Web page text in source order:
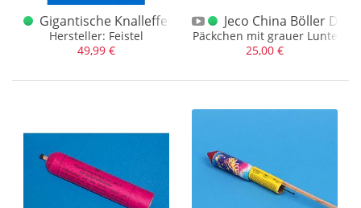
Riesa(14)
Sauer Feuerwerk
Schuurmans(1)
Startrade (ABA)(9)
Tigerhead
Unbekannt(20)
VEB Silberhütte(1)
Gigantische Knalleffekte 1 Donnerschläge + Inhalt
Hersteller: Feistel
49,99 €
Jeco China Böller D
Päckchen mit grauer Lunte
25,00 €